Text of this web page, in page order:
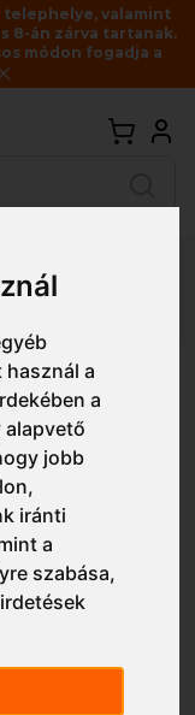
a
a
alapvető
jobb
,
iránti
a
szabása,
valamint
8-án zárva tartanak.
módon fogadja a
nézet
2/1
kabát